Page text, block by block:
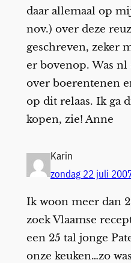
daar allemaal op
nov.) over deze
geschreven, zeker
er bovenop. Was
over boerentenen
op dit relaas. Ik ga
kopen, zie! Anne
Karin
zondag 22 juli
Ik woon meer dan
zoek Vlaamse
een 25 tal jonge
onze keuken…zo